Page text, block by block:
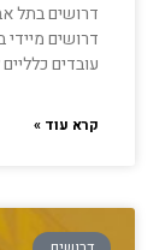
דרושים בתל
דרושים
עובדים
קרא עוד »